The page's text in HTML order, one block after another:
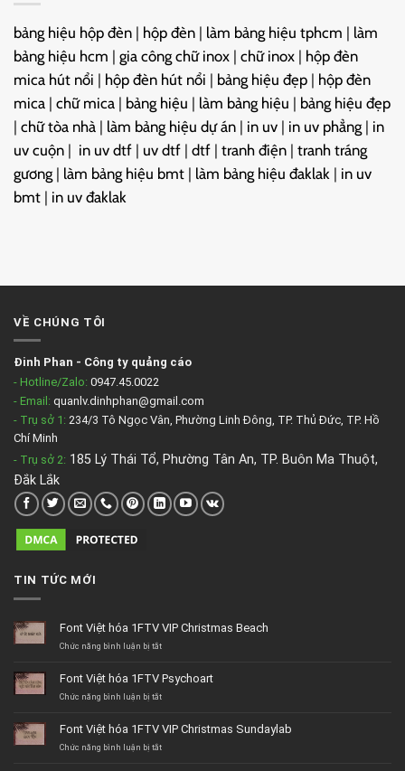
bảng hiệu hộp đèn | hộp đèn | làm bảng hiệu tphcm | làm
bảng hiệu hcm | gia công chữ inox | chữ inox | hộp đèn
mica hút nổi | hộp đèn hút nổi | bảng hiệu đẹp | hộp đèn
mica | chữ mica | bảng hiệu | làm bảng hiệu | bảng hiệu đẹp
| chữ tòa nhà | làm bảng hiệu dự án | in uv | in uv phẳng | in
uv cuộn | in uv dtf | uv dtf | dtf | tranh điện | tranh tráng
gương | làm bảng hiệu bmt | làm bảng hiệu đaklak | in uv
bmt | in uv đaklak
VỀ CHÚNG TÔI
Đinh Phan - Công ty quảng cáo
- Hotline/Zalo: 0947.45.0022
- Email: quanlv.dinhphan@gmail.com
- Trụ sở 1: 234/3 Tô Ngọc Vân, Phường Linh Đông, TP. Thủ Đức, TP. Hồ
Chí Minh
- Trụ sở 2: 185 Lý Thái Tổ, Phường Tân An, TP. Buôn Ma Thuột,
Đắk Lắk
TIN TỨC MỚI
Font Việt hóa 1FTV VIP Christmas Beach
Chức năng bình luận bị tắtở
hóa
1FTV
Beach
Font Việt hóa 1FTV Psychoart
Chức năng bình luận bị tắtở
hóa
1FTV
Font Việt hóa 1FTV VIP Christmas Sundaylab
Chức năng bình luận bị tắtở